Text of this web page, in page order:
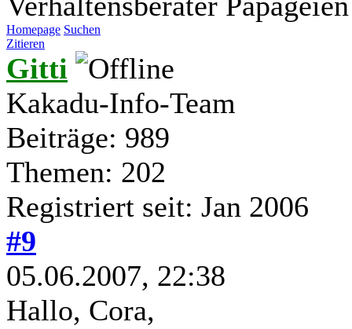
Homepage Suchen
Zitieren
Gitti
Kakadu-Info-Team
Beiträge: 989
Themen: 202
Registriert seit: Jan 2006
#9
05.06.2007, 22:38
Hallo, Cora,